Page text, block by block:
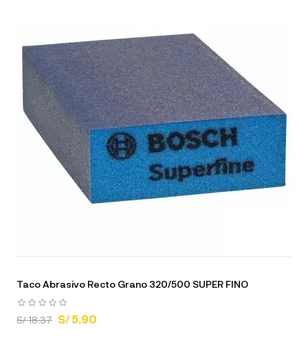
Taco Abrasivo Recto Grano 320/500 SUPER FINO
S/ 18.37 S/ 5.90